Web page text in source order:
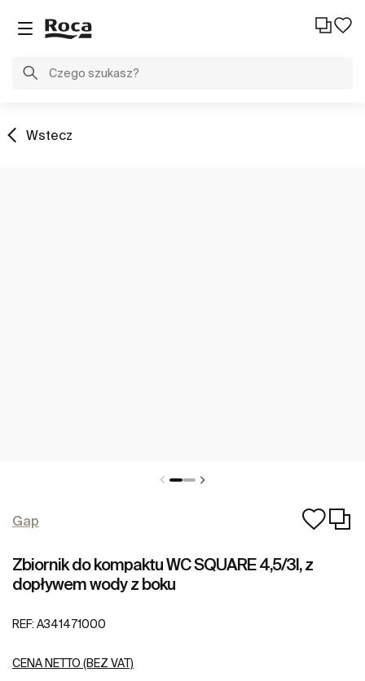
Wstecz
Gap
Zbiornik do kompaktu WC SQUARE 4,5/3l, z
dopływem wody z boku
REF: A341471000
CENA NETTO (BEZ VAT)